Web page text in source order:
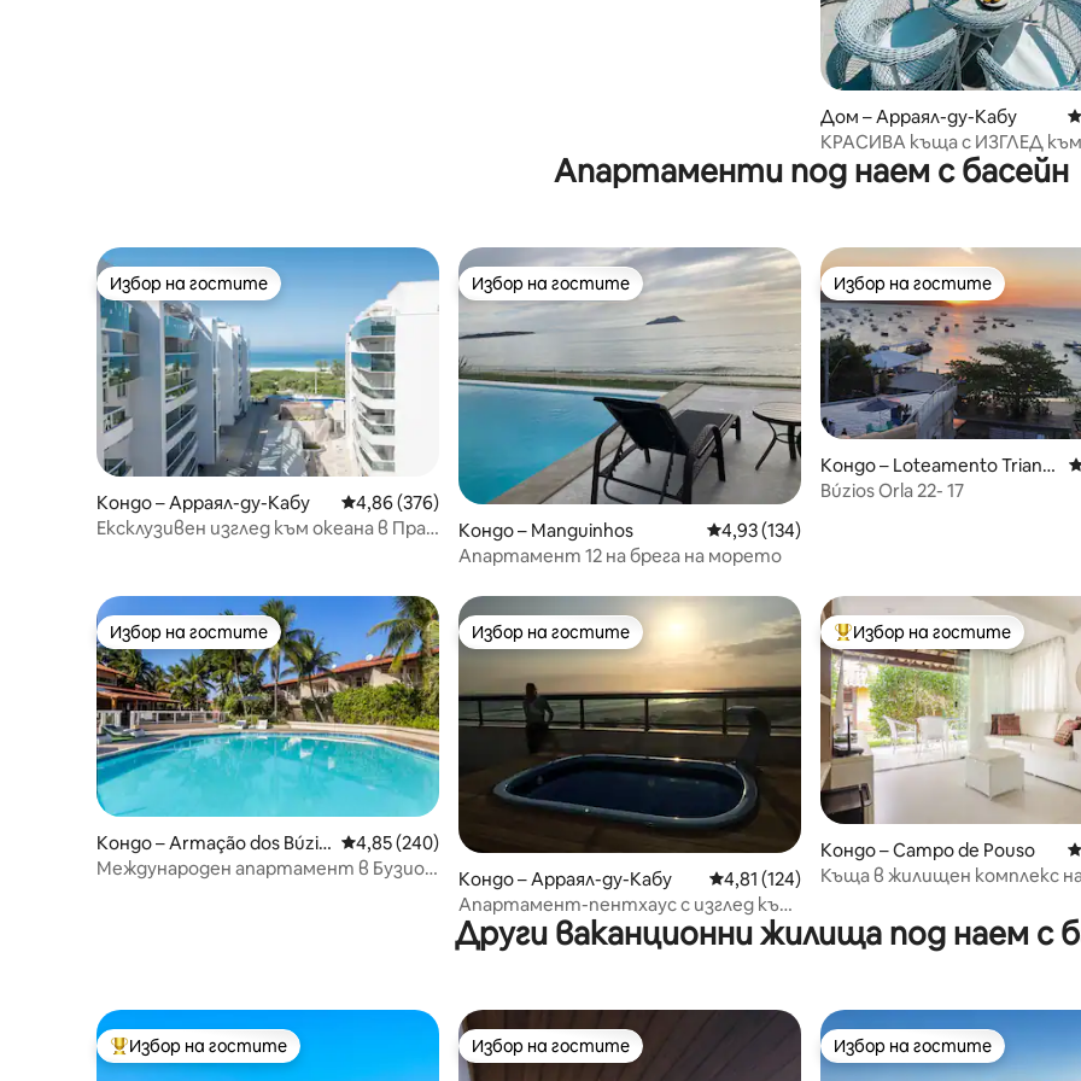
Дом – Арраял-ду-Кабу
КРАСИВА къща с ИЗГЛЕД
+ самостоятелен басейн
Апартаменти под наем с басейн
Избор на гостите
Избор на гостите
Кондо – Арраял-ду-Кабу Средна оценка: 4,86 от 5, 376 отзива
4,86 (376)
Ексклузивен изглед към океана в Прая
Избор на гостите
Избор на гостите
Кондо – Manguinhos Средна оценка: 4,93 от 5, 134 отзива
4,93 (134)
Апартамент 12 на брега на морето
Избор на гостите
Избор на гостите
Кондо – Loteamento Triang
ulo de Buzios
Búzios Orla 22- 17
Избор на гостите
Избор на гостите
Кондо – Armação dos Búzio
s
Средна оценка: 4,85 от 5, 240 отзива
4,85 (240)
Международен апартамент в Бузиос,
Избор на гостите
Избор на гостите
Кондо – Арраял-ду-Кабу Средна оценка: 4,81 от 5, 124 отзива
4,81 (124)
Апартамент-пентхаус с изглед към
морето и красивия залез
Най-популярен избор на
Избор на гостите
Кондо – Campo de Pouso
Къща в жилищен комплекс
Други ваканционни жилища под наем с
Най-популярен избор на гостите
Избор на гостите Избор на гостите
Избор на гостите Избор на гостите
Избор на гостите